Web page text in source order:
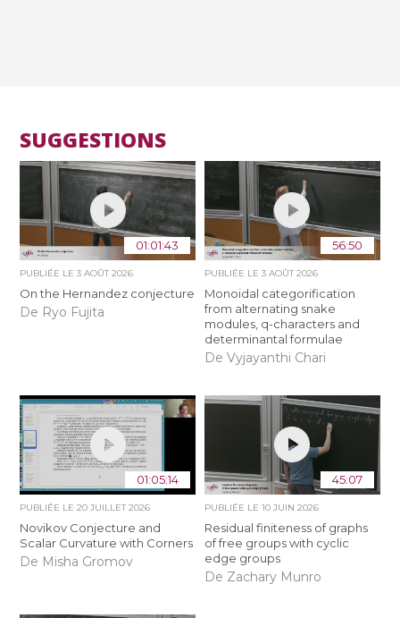
SUGGESTIONS
01:01:43
PUBLIÉE LE3 AOÛT 2026
On the Hernandez conjecture
De Ryo Fujita
56:50
PUBLIÉE LE 3 AOÛT 2026
Monoidal categorification
from alternating snake
modules, q-characters and
determinantal formulae
De Vyjayanthi Chari
01:05:14
PUBLIÉE LE20 JUILLET 2026
Novikov Conjecture and
Scalar Curvature with Corners
De Misha Gromov
45:07
PUBLIÉE LE 10 JUIN 2026
Residual finiteness of graphs
of free groups with cyclic
edge groups
De Zachary Munro